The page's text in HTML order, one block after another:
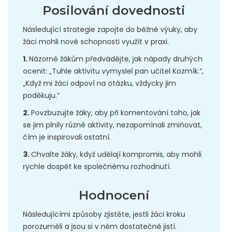
Posilování dovednosti
Následující strategie zapojte do běžné výuky, aby
žáci mohli nové schopnosti využít v praxi.
1.Názorně žákům předvádějte, jak nápady druhých
ocenit: „Tuhle aktivitu vymyslel pan učitel Kozmík.“,
„Když mi žáci odpoví na otázku, vždycky jim
poděkuju.“
2.Povzbuzujte žáky, aby při komentování toho, jak
se jim plnily různé aktivity, nezapomínali zmiňovat,
čím je inspirovali ostatní.
3.Chvalte žáky, když udělají kompromis, aby mohli
rychle dospět ke společnému rozhodnutí.
Hodnocení
Následujícími způsoby zjistěte, jestli žáci kroku
porozuměli a jsou si v něm dostatečně jistí.